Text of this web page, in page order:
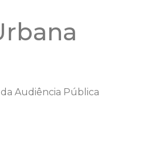
Audiência Pública